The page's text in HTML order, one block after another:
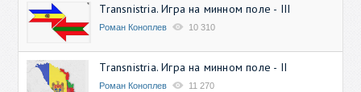
Transnistria. Игра на минном поле - III
Роман Коноплев 10 310
Transnistria. Игра на минном поле - II
Роман Коноплев 11 270